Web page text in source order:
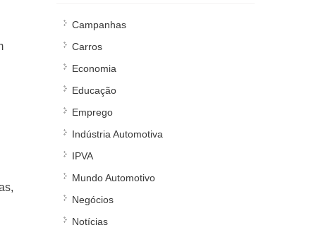
Campanhas
Carros
Economia
Educação
Emprego
Indústria Automotiva
IPVA
Mundo Automotivo
Negócios
Notícias